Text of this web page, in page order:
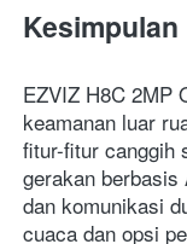
Kesimpulan
EZVIZ H8C 2MP
keamanan luar
fitur-fitur canggih
gerakan berbasis
dan komunikasi
cuaca dan opsi